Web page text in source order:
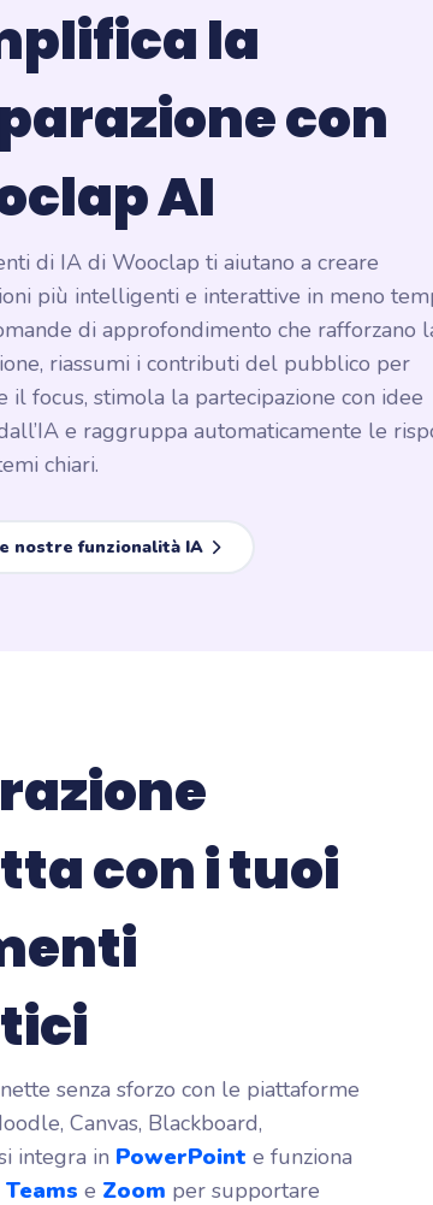
la
con
AI
di IA di Wooclap ti aiutano a creare
più intelligenti e interattive in meno
di approfondimento che rafforzano
riassumi i contributi del pubblico per
il focus, stimola la partecipazione con idee
e raggruppa automaticamente le
chiari.
nostre funzionalità IA
con i tuoi
senza sforzo con le piattaforme
Canvas, Blackboard,
integra in PowerPoint e funziona
e Zoom per supportare